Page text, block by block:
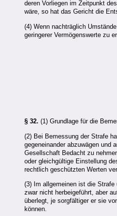
deren Vorliegen im Zeitpunkt
wäre, so hat das Gericht die
(4) Wenn nachträglich
geringerer Vermögenswerte zu
§ 32. (1) Grundlage für die
(2) Bei Bemessung der Strafe
gegeneinander abzuwägen und
Gesellschaft Bedacht zu
oder gleichgültige Einstellung
rechtlich geschützten Werten
(3) Im allgemeinen ist die
zwar nicht herbeigeführt, aber
überlegt, je sorgfältiger er sie
können.